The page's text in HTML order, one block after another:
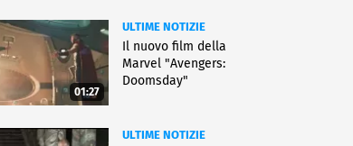
01:27
ULTIME NOTIZIE
Il nuovo film della
Marvel "Avengers:
Doomsday"
ULTIME NOTIZIE